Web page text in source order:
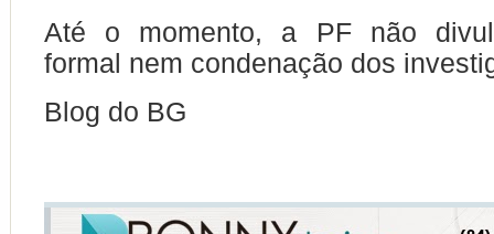
Até o momento, a PF não
formal nem condenação dos
Blog do BG